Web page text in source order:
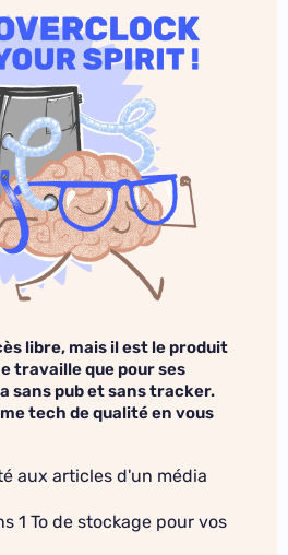
libre, mais il est le produit
travaille que pour ses
sans pub et sans tracker.
tech de qualité en vous
aux articles d'un média
1 To de stockage pour vos